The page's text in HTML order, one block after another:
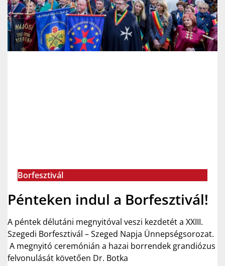
Borfesztivál
Pénteken indul a Borfesztivál!
A péntek délutáni megnyitóval veszi kezdetét a XXIII.
Szegedi Borfesztivál – Szeged Napja Ünnepségsorozat.
A megnyitó ceremónián a hazai borrendek grandiózus
felvonulását követően Dr. Botka